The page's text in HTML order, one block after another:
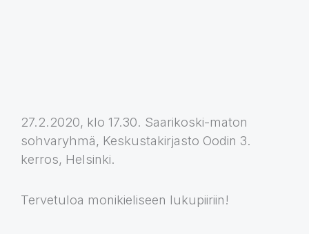
27.2.2020, klo 17.30. Saarikoski-maton
sohvaryhmä, Keskustakirjasto Oodin 3.
kerros, Helsinki.
Tervetuloa monikieliseen lukupiiriin!